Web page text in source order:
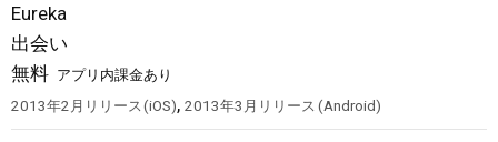
Eureka
出会い
無料 アプリ内課金あり
2013年2月 リリース iOS ,2013年3月 リリース Android